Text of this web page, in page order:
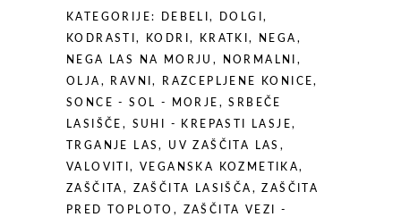
KOŽE
15
SPF
-
150
ml
quantity
KATEGORIJE: DEBELI, DOLGI,
KODRASTI, KODRI, KRATKI, NEGA ,
NEGA LAS NA MORJU , NORMALNI ,
OLJA , RAVNI, RAZCEPLJENE KONICE,
SONCE - SOL - MORJE ,SRBEČE
LASIŠČE , SUHI - KREPASTI LASJE,
TRGANJE LAS, UV ZAŠČITA LAS ,
VALOVITI,VEGANSKA KOZMETIKA,
ZAŠČITA , ZAŠČITA LASIŠČA ,ZAŠČITA
PRED TOPLOTO , ZAŠČITA VEZI -